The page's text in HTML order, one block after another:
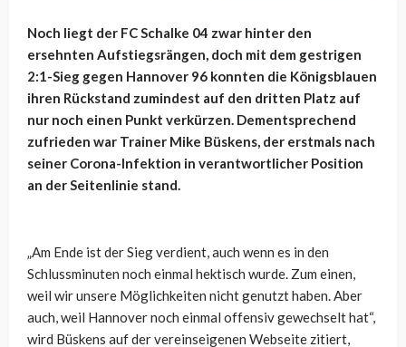
Noch liegt der FC Schalke 04 zwar hinter den
ersehnten Aufstiegsrängen, doch mit dem gestrigen
2:1-Sieg gegen Hannover 96 konnten die Königsblauen
ihren Rückstand zumindest auf den dritten Platz auf
nur noch einen Punkt verkürzen. Dementsprechend
zufrieden war Trainer Mike Büskens, der erstmals nach
seiner Corona-Infektion in verantwortlicher Position
an der Seitenlinie stand.
„Am Ende ist der Sieg verdient, auch wenn es in den
Schlussminuten noch einmal hektisch wurde. Zum einen,
weil wir unsere Möglichkeiten nicht genutzt haben. Aber
auch, weil Hannover noch einmal offensiv gewechselt hat“,
wird Büskens auf der vereinseigenen Webseite zitiert,